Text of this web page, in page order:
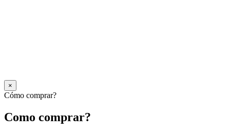
×
Cómo comprar?
Como comprar?